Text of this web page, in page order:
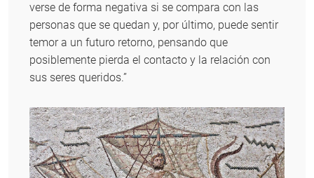
verse de forma negativa si se compara con las
personas que se quedan y, por último, puede sentir
temor a un futuro retorno, pensando que
posiblemente pierda el contacto y la relación con
sus seres queridos.”